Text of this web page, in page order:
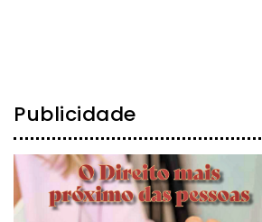
Publicidade